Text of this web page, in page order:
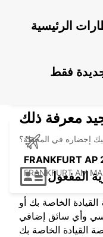
FRANKFURT AP
FRANKFURT AP
FRANKFURT AM
فقط
معرفة ذلك
إحضاره في المحطة؟
المفعول
الخاصة بك أو
وأي سائق إضافي
القيادة الخاصة بك